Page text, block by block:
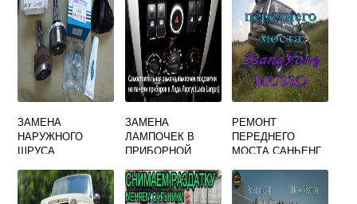
ЗАМЕНА
НАРУЖНОГО
ШРУСА
KYRON
ЗАМЕНА
ЛАМПОЧЕК В
ПРИБОРНОЙ
САНДЕРО
РЕМОНТ
ПЕРЕДНЕГО
МОСТА САНЬЕНГ
ДИЗЕЛЬ